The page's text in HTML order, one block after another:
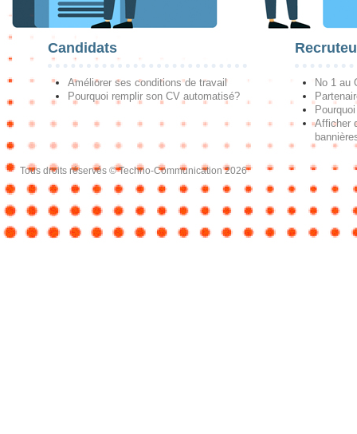
Candidats
Améliorer ses conditions de travail
Pourquoi remplir son CV automatisé?
No 1 au
Afficher
Tous droits réservés © Techno-Communication 2026